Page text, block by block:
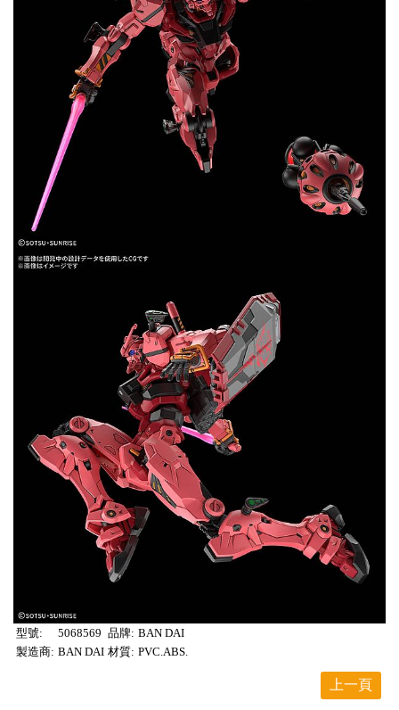
型號: 5068569 品牌: BAN DAI
製造商: BAN DAI 材質: PVC.ABS.
上一頁